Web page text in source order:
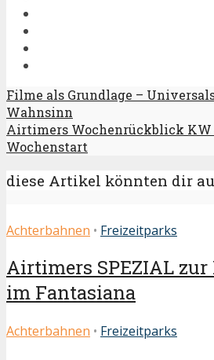
Filme als Grundlage –
Wahnsinn
Airtimers Wochenrückblick KW
Wochenstart
diese Artikel könnten dir
Achterbahnen • Freizeitparks
Airtimers SPEZIAL zur
im Fantasiana
Achterbahnen • Freizeitparks